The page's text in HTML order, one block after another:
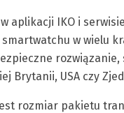
w aplikacji IKO i
w wielu
Brytanii, USA czy
rozmiar pakietu